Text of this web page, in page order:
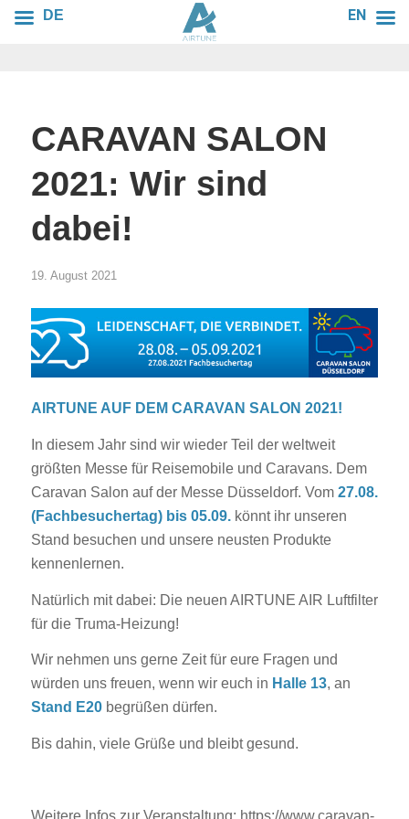
CARAVAN SALON
2021: Wir sind
dabei!
19. August 2021
AIRTUNE AUF DEM CARAVAN SALON 2021!
In diesem Jahr sind wir wieder Teil der weltweit
größten Messe für Reisemobile und Caravans. Dem
Caravan Salon auf der Messe Düsseldorf. Vom 27.08.
(Fachbesuchertag) bis 05.09.könnt ihr unseren
Stand besuchen und unsere neusten Produkte
kennenlernen.
Natürlich mit dabei: Die neuen AIRTUNE AIR Luftfilter
für die Truma-Heizung!
Wir nehmen uns gerne Zeit für eure Fragen und
würden uns freuen, wenn wir euch in Halle 13, an
Stand E20begrüßen dürfen.
Bis dahin, viele Grüße und bleibt gesund.
Weitere Infos zur Veranstaltung: https://www.caravan-
DE EN